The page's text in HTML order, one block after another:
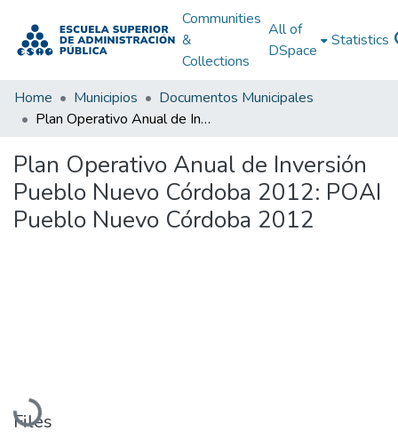
Communities
&
Collections
All of
DSpace
Statistics
Home Municipios
Documentos Municipales
Plan Operativo Anual de Inversión Pueblo Nuevo Córdoba 2012: POAI Pueblo Nuevo Córdoba 2012
Plan Operativo Anual de Inversión
Pueblo Nuevo Córdoba 2012: POAI
Pueblo Nuevo Córdoba 2012
Loading...
Files